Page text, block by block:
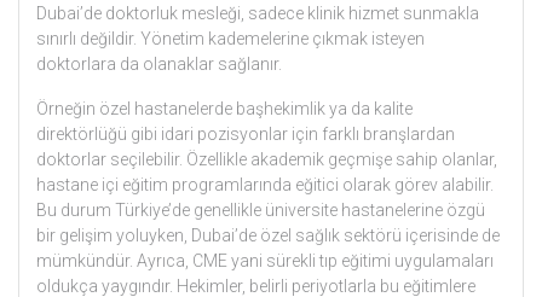
Dubai’de doktorluk mesleği, sadece klinik hizmet sunmakla
sınırlı değildir. Yönetim kademelerine çıkmak isteyen
doktorlara da olanaklar sağlanır.
Örneğin özel hastanelerde başhekimlik ya da kalite
direktörlüğü gibi idari pozisyonlar için farklı branşlardan
doktorlar seçilebilir. Özellikle akademik geçmişe sahip olanlar,
hastane içi eğitim programlarında eğitici olarak görev alabilir.
Bu durum Türkiye’de genellikle üniversite hastanelerine özgü
bir gelişim yoluyken, Dubai’de özel sağlık sektörü içerisinde de
mümkündür. Ayrıca, CME yani sürekli tıp eğitimi uygulamaları
oldukça yaygındır. Hekimler, belirli periyotlarla bu eğitimlere